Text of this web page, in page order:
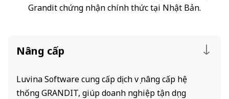
Grandit chứng nhận chính thức tại Nhật Bản.
Nâng cấp
Luvina Software cung cấp dịch vụ nâng cấp hệ
thống GRANDIT, giúp doanh nghiệp tận dụng